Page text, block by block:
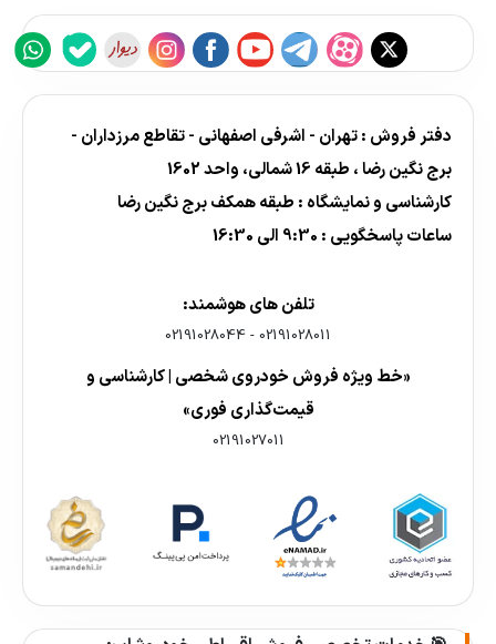
دفتر فروش : تهران - اشرفی اصفهانی - تقاطع مرزداران -
برج نگین رضا ، طبقه 16 شمالی، واحد 1602
کارشناسی و نمایشگاه : طبقه همکف برج نگین رضا
ساعات پاسخگویی : 9:30 الی 16:30
تلفن های هوشمند:
02191028011
-
02191028044
«خط ویژه فروش خودروی شخصی | کارشناسی و
قیمت‌گذاری فوری»
02191027011